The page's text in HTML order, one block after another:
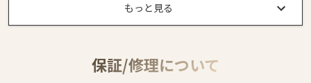
もっと見る
保証/修理について